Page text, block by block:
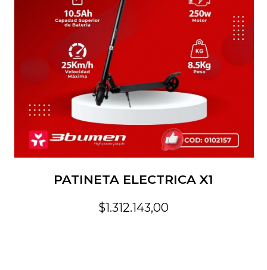
PATINETA ELECTRICA X1
$1.312.143,00